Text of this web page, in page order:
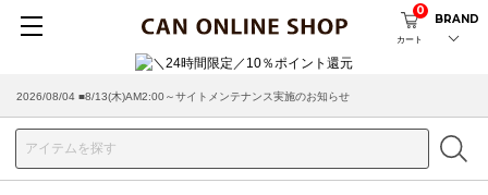
カート
0
BRAND
2026/08/04 ■8/13(木)AM2:00～サイトメンテナンス実施のお知らせ